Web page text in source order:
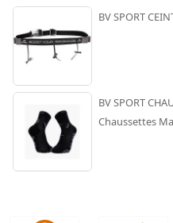
BV SPORT
BV SPORT
Chaussettes